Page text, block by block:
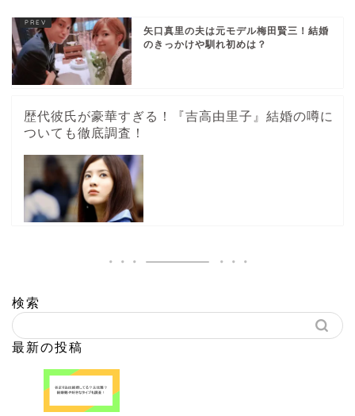
矢口真里の夫は元モデル梅田賢三！結婚
のきっかけや馴れ初めは？
歴代彼氏が豪華すぎる！『吉高由里子』結婚の噂に
ついても徹底調査！
検索
最新の投稿